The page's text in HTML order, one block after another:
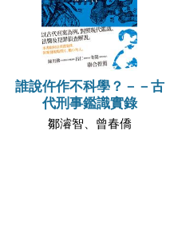
誰說仵作不科學？－－古
代刑事鑑識實錄
鄒濬智、曾春僑